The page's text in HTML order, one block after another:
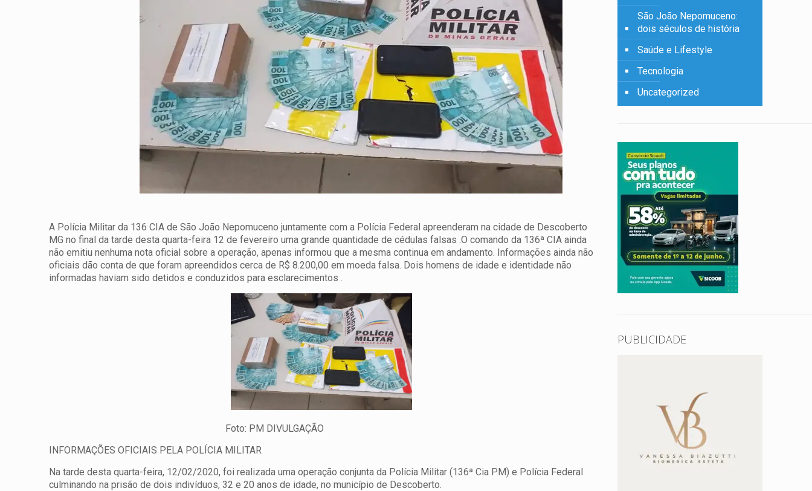
A Polícia Militar da 136 CIA de São João Nepomuceno juntamente com a Polícia Federal apreenderam na cidade de Descoberto
MG no final da tarde desta quarta-feira 12 de fevereiro uma grande quantidade de cédulas falsas .O comando da 136ª CIA ainda
não emitiu nenhuma nota oficial sobre a operação, apenas informou que a mesma continua em andamento. Informações ainda não
oficiais dão conta de que foram apreendidos cerca de R$ 8.200,00 em moeda falsa. Dois homens de idade e identidade não
informadas haviam sido detidos e conduzidos para esclarecimentos .
Foto: PM DIVULGAÇÃO
INFORMAÇÕES OFICIAIS PELA POLÍCIA MILITAR
Na tarde desta quarta-feira, 12/02/2020, foi realizada uma operação conjunta da Polícia Militar (136ª Cia PM) e Polícia Federal
culminando na prisão de dois indivíduos, 32 e 20 anos de idade, no município de Descoberto.
São João Nepomuceno:
dois séculos de história
Saúde e Lifestyle
Tecnologia
Uncategorized
PUBLICIDADE